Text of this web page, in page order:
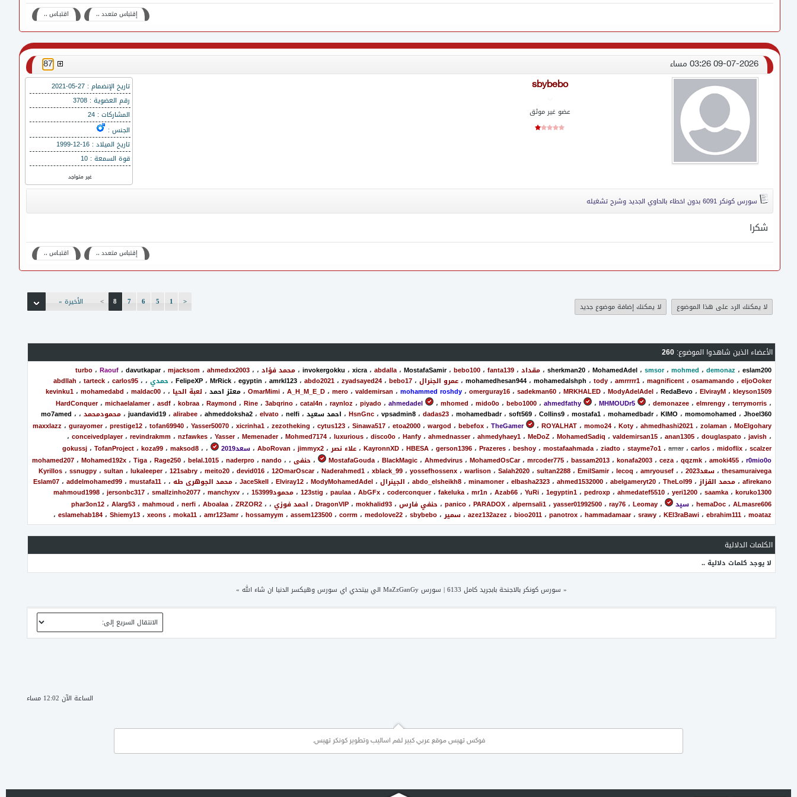
اقتبـاس ،، إقتباس متعدد ،،
09-07-2026 03:26 مساء [
87
sbybebo
عضو غير موثق
تاريخ الإنضمام : 27-05-2021
رقم العضوية : 3708
المشاركات : 24
الجنس :
تاريخ الميلاد : 16-12-1999
قوة السمعة : 10
غير متواجد
سورس كونكر 6091 بدون اخطاء بالحاوي الجديد وشرح تشغيله
شكرا
اقتبـاس ،، إقتباس متعدد ،،
لا يمكنك الرد على هذا الموضوع لا يمكنك إضافة موضوع جديد <
1
5
6
7
8
> الأخيرة »
الأعضاء الذين شاهدوا الموضوع:260
sherkman20، MohamedAdel، smsor، mohmed ، demonaz، eslam200 ،مقداد ، invokergokku ، xicra، abdalla، MostafaSamir، bebo100، fanta139 ،محمد فؤاد ، turbo، Raouf، davutkapar، mjacksom، ahmedxx2003،
mohamedhesan944، mohamedalshph ، tody، amrrrrr1، magnificent، osamamando، eljoOoker ،عمرو الجنرال ، FelipeXP، MrRick، egyptin ، amrkl123، abdo2021، zyadsayed24، bebo17 ، حمدي ، abdllah ، tarteck، carlos95،
OmarMimi، A_H_M_E_D، mero، valdemirsan ، mohammed roshdy، omerguray16، sadekman60، MRKHALED، ModyAdelAdel، RedaBevo، ElvirayM، kleyson1509 ،معتز احمد ، لعبة الحيا ، kevinku1، mohamedabd ، maldac00،
HardConquer، michaelalamer، asdf، kobraa، Raymond ، Rine، 3abqrino، catal4n ، raynloz، piyado، ahmedadel ، mhomed ، mido0o، bebo1000، ahmedfathy ، MHMOUDr5 ، demonazee، elmrengy، terrymorris،
HsnGnc، vpsadmin8، dadas23، mohamedbadr، soft569، Collins9، mostafa1، mohamedbadr، KIMO ، momomohamed ، Jhoel360 ، احمد سعيد ، juandavid19، alirabee، ahmeddoksha2، elvato، nelfi ،محمودمحمد ، mo7amed ،
maxxlazz، gurayomer، prestige12، tofan69940، Yasser50070، xicrinha1، zezotheking ، cytus123، Sinawa517، etoa2000، wargod ، bebefox، TheGamer ، ROYALHAT، momo24، Koty، ahmedhashi2021، zolaman ، MoElgohary
، conceivedplayer، revindrakmm، nzfawkes، Yasser، Memenader، Mohmed7174، luxurious، disco0o، Hanfy، ahmednasser، ahmedyhaey1، MeDoZ، MohamedSadiq ، valdemirsan15، anan1305، douglaspato،javish ،
KayronnXD، HBESA، gerson1396، Prazeres، beshoy، mostafaahmada، ziadto، stayme7o1،amar، carlos، midoflix، scalzer ،علاء نصر ، AboRovan ،jimmyx2 ،سعد2019 ، gokussj، TofanProject، koza99، maksod8،
MostafaGouda، BlackMagic، Ahmedvirus، MohamedOsCar، mrcoder775، bassam2013، konafa2003، ceza، qqzmk، amoki455، r0mio0o ، حنفى ، mohamed207، Mohamed192x، Tiga، Rage250، belal.1015، naderpro، nando،
thesamuraivega ،سعد2023 ، Kyrillos، ssnugpy، sultan ، lukaleeper، 121sabry، meito20، devid016، 12OmarOscar، Naderahmed1، xblack_99، yossefhossenx، warlison ، Salah2020، sultan2288، EmilSamir، lecoq ، amryousef،
afirekano ،محمد القزاز ، abdo_elsheikh8، minamoner، elbasha2323، ahmed1532000، abelgameryt20، TheLol99 ، الجينرال ، JaceSkell، Elviray12، ModyMohamedAdel ،محمد الجوهرى طه ، Eslam07، addelmohamed99، mustafa11،
123stig ، paulaa، AbGFx، coderconquer، fakeluka، mr1n ، Azab66، YuRi، 1egyptin1، pedroxp، ahmedatef5510، yeri1200، saamka، koruko1300 ،محمود153999 ، mahmoud1998،jersonbc317، smallzinho2077، manchyxv،
hemaDoc، ALmasre606 ،سيد ، panico، PARADOX، alpernsali1، yasser01992500، ray76، Leomay ، حنفي فارس ، DragonVIP، mokhalid93 ، احمد فوزي ، phar3on12، Alarg53، mahmoud ، nerfi، Aboalaa، ZRZOR2،
azez132azez، bioo2011، panotrox، hammadamaar، srawy، KEl3raBawi، ebrahim111، moataz ،سمير ، eslamehab184، Shiemy13، xeons، moka11، amr123amr، hossamyym، assem123500، corrm، medolove22، sbybebo ،
الكلمات الدلالية
لا يوجد كلمات دلالية ..
« سورس كونكر بالاجنحة بابجريد كامل 6133 | سورس MaZzGanGy الي بيتحدي اي سورس وهيكسر الدنيا ان شاء الله »
الساعة الآن 12:02 مساء
فوكس تهيس موقع عربي كبير لفم اساليب وتطوير كونكر تهيس.